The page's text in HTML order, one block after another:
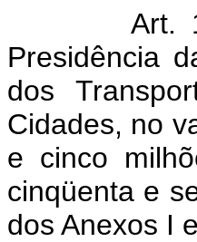
Art. 1º
Presidência
dos
Cidades, no
e cinco
cinqüenta e
dos Anexos I